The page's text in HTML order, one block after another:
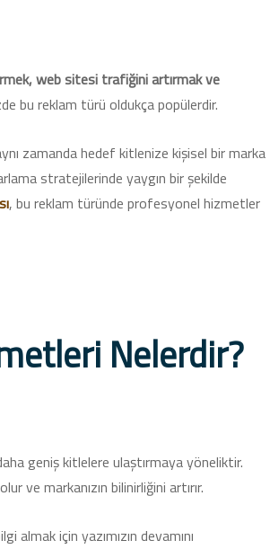
web sitesi trafiğini artırmak ve
bu reklam türü oldukça popülerdir.
zamanda hedef kitlenize kişisel bir marka
stratejilerinde yaygın bir şekilde
, bu reklam türünde profesyonel hizmetler
Nelerdir?
geniş kitlelere ulaştırmaya yöneliktir.
ve markanızın bilinirliğini artırır.
almak için yazımızın devamını